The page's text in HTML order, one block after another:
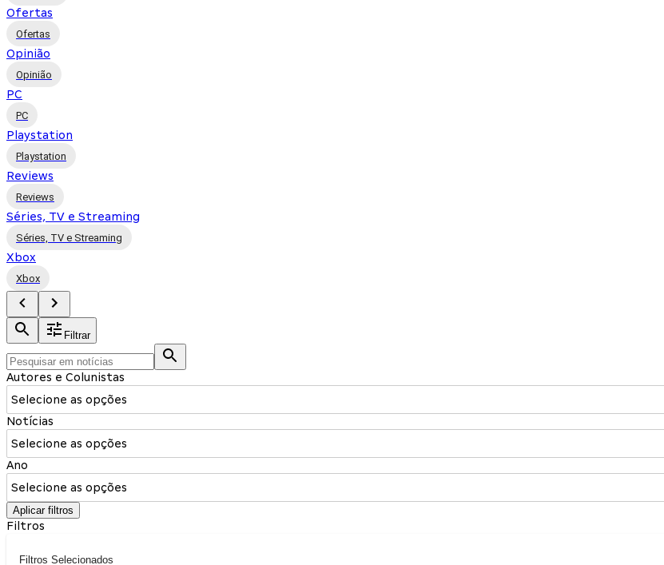
Ofertas
Ofertas
Opinião
Opinião
PC
PC
Playstation
Playstation
Reviews
Reviews
Séries, TV e Streaming
Séries, TV e Streaming
Xbox
Xbox
Filtrar
Autores e Colunistas
Selecione as opções
Notícias
Selecione as opções
Ano
Selecione as opções
Aplicar filtros
Filtros
Filtros Selecionados